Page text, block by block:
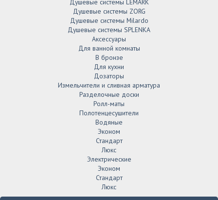
Душевые системы LEMARK
Душевые системы ZORG
Душевые системы Milardo
Душевые системы SPLENKA
Аксессуары
Для ванной комнаты
В бронзе
Для кухни
Дозаторы
Измельчители и сливная арматура
Разделочные доски
Ролл-маты
Полотенцесушители
Водяные
Эконом
Стандарт
Люкс
Электрические
Эконом
Стандарт
Люкс